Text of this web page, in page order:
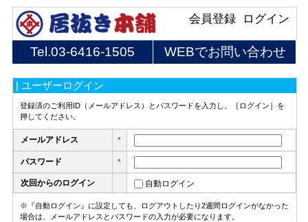
ログイン
会員登録
Tel.03-6416-1505 WEBでお問い合わせ
| ユーザーログイン
登録済のご利用ID（メールアドレス）とパスワードを入力し、［ログイン］を
押してください。
メールアドレス *
パスワード *
次回からのログイン 自動ログイン
※『自動ログイン』に設定しても、ログアウトしたり2週間ログインがなかった
場合は、メールアドレスとパスワードの入力が必要になります。